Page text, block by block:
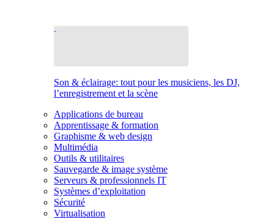
Son & éclairage: tout pour les musiciens, les DJ,
l’enregistrement et la scène
Applications de bureau
Apprentissage & formation
Graphisme & web design
Multimédia
Outils & utilitaires
Sauvegarde & image système
Serveurs & professionnels IT
Systèmes d’exploitation
Sécurité
Virtualisation